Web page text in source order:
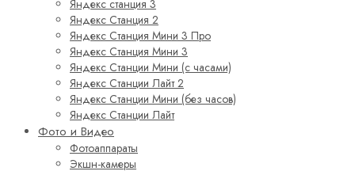
Яндекс станция 3
Яндекс Станция 2
Яндекс Станция Мини 3 Про
Яндекс Станция Мини 3
Яндекс Станции Мини (с часами)
Яндекс Станции Лайт 2
Яндекс Станции Мини (без часов)
Яндекс Станции Лайт
Фото и Видео
Фотоаппараты
Экшн-камеры